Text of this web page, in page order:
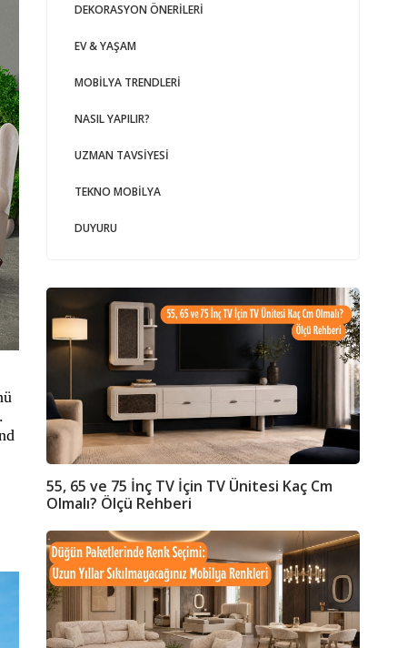
DEKORASYON ÖNERILERI
EV & YAŞAM
MOBILYA TRENDLERI
NASIL YAPILIR?
UZMAN TAVSIYESI
TEKNO MOBILYA
DUYURU
55, 65 ve 75 İnç TV İçin TV Ünitesi Kaç Cm
Olmalı? Ölçü Rehberi